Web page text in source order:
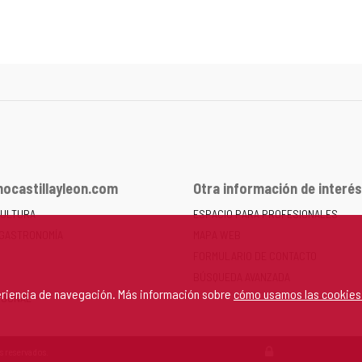
de navegación. Más información sobre cómo usamos las
Otra información de interés
ESPACIO PARA PROFESIONALES